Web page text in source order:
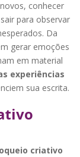
conhecer
para observar
Da
gerar emoções
em material
experiências
sua escrita.
criativo